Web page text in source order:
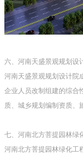
六、河南天盛景观规划设
河南天盛景观规划设计院
企业人员改制组建的综合
质、城乡规划编制资质、
七、河南北方菩提园林绿
河南北方菩提园林绿化工